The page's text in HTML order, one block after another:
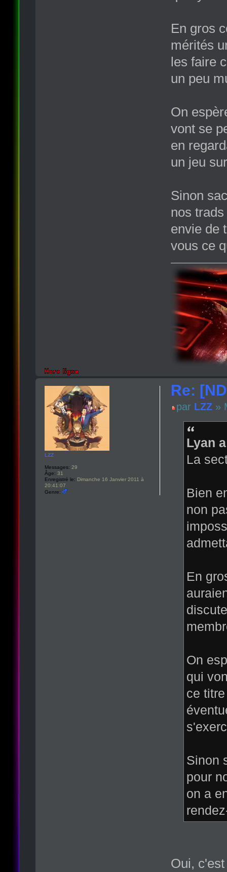
En gros
mérités
les faire
un peu
On
vont se
en
un jeu
Sinon
nos
envie de
vous ce
Re:
par LZZ»
Lyan
La
Bien
non
En
On
qui
ce
Sinon
pour
on a
Oui,
LZZ
Messages: 29
Âge: 31
Enregistré le: Dimanche 16 Janvier 2011 à
20:41:07
Genre: